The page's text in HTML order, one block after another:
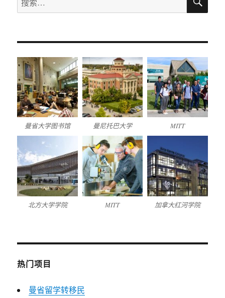
索：
曼省大学图书馆 曼尼托巴大学 MITT
北方大学学院 MITT 加拿大红河学院
热门项目
曼省留学转移民